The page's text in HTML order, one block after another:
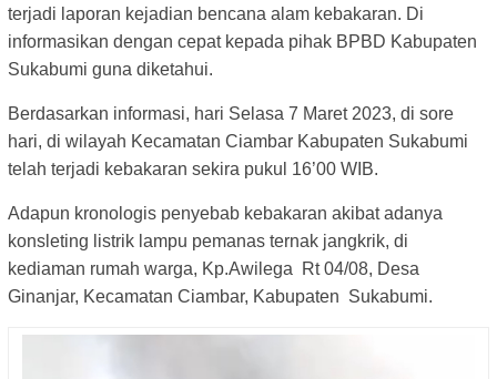
terjadi laporan kejadian bencana alam kebakaran. Di
informasikan dengan cepat kepada pihak BPBD Kabupaten
Sukabumi guna diketahui.
Berdasarkan informasi, hari Selasa 7 Maret 2023, di sore
hari, di wilayah Kecamatan Ciambar Kabupaten Sukabumi
telah terjadi kebakaran sekira pukul 16’00 WIB.
Adapun kronologis penyebab kebakaran akibat adanya
konsleting listrik lampu pemanas ternak jangkrik, di
kediaman rumah warga, Kp.Awilega Rt 04/08, Desa
Ginanjar, Kecamatan Ciambar, Kabupaten Sukabumi.